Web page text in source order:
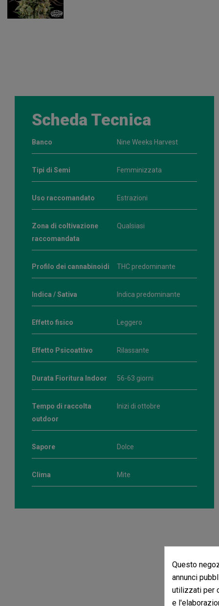
Scheda Tecnica
Banco Nine Weeks Harvest
Tipi di Semi Femminizzata
Uso raccomandato Estrazioni
Zona di coltivazione
raccomandata
Qualsiasi
Profilo dei cannabinoidi THC predominante
Indica / Sativa Indica predominante
Effetto fisico Leggero
Effetto Psicoattivo Rilassante
Durata Fioritura Indoor 56-63 giorni
Tempo di raccolta
outdoor
Inizi di ottobre
Sapore Dolce
Clima Mite
Questo
annunci
utilizzati per
e